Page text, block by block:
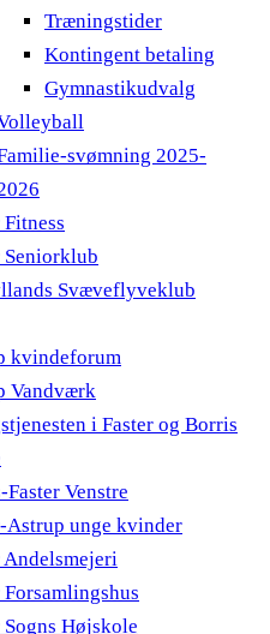
Træningstider
Kontingent betaling
Gymnastikudvalg
svømning 2025-
Fitness
Seniorklub
Svæveflyveklub
kvindeforum
Vandværk
i Faster og Borris
Venstre
Astrup unge kvinder
Andelsmejeri
Forsamlingshus
Sogns Højskole